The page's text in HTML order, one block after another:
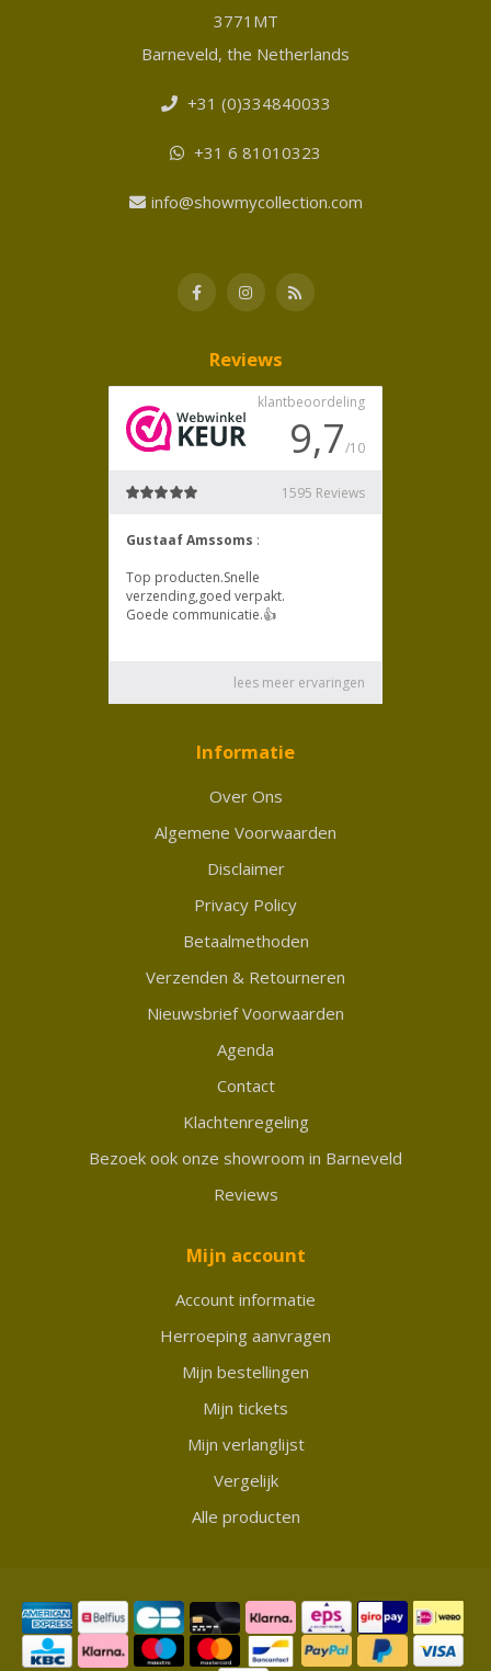
3771MT
Barneveld, the Netherlands
+31 (0)334840033
+31 6 81010323
info@showmycollection.com
Reviews
Informatie
Over Ons
Algemene Voorwaarden
Disclaimer
Privacy Policy
Betaalmethoden
Verzenden & Retourneren
Nieuwsbrief Voorwaarden
Agenda
Contact
Klachtenregeling
Bezoek ook onze showroom in Barneveld
Reviews
Mijn account
Account informatie
Herroeping aanvragen
Mijn bestellingen
Mijn tickets
Mijn verlanglijst
Vergelijk
Alle producten